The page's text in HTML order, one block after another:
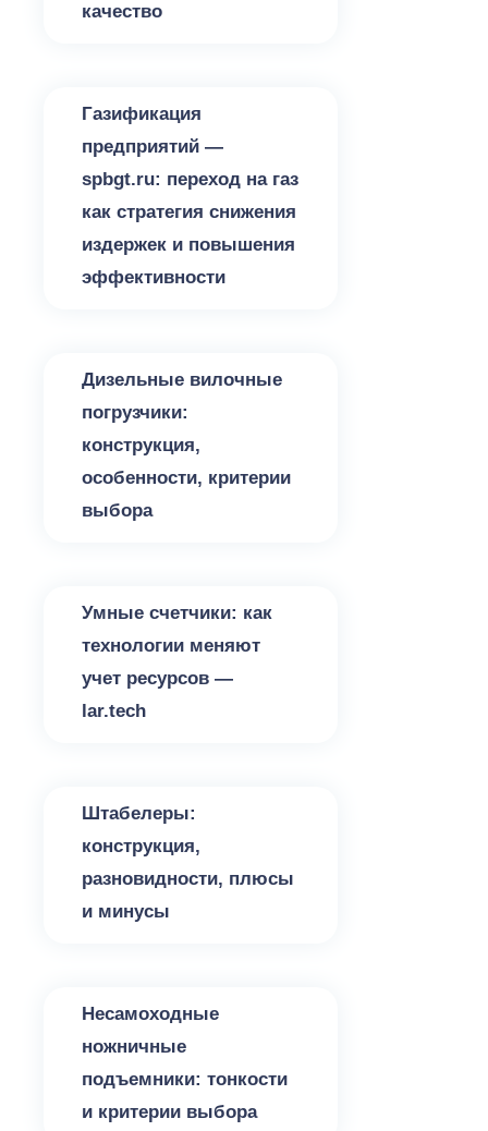
качество
Газификация
предприятий —
spbgt.ru: переход на газ
как стратегия снижения
издержек и повышения
эффективности
Дизельные вилочные
погрузчики:
конструкция,
особенности, критерии
выбора
Умные счетчики: как
технологии меняют
учет ресурсов —
lar.tech
Штабелеры:
конструкция,
разновидности, плюсы
и минусы
Несамоходные
ножничные
подъемники: тонкости
и критерии выбора